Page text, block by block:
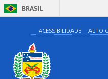
BRASIL
ACESSIBILIDADE ALTO